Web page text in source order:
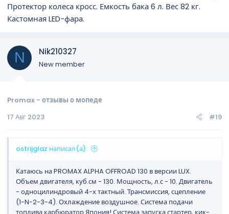
Протектор колеса кросс. Емкость бака 6 л. Вес 82 кг.
Кастомная LED-фара.
N Nik210327
New member
Promax - отзывы о мопеде
17 Авг 2023
#19
ostrijglaz написал(а):
Катаюсь на PROMAX ALPHA OFFROAD 130 в версии LUX.
Объем двигателя, куб.см - 130. Мощность, л.с - 10. Двигатель
- одноцилиндровый 4-х тактный. Трансмиссия, сцепление
(1-N-2-3-4). Охлаждение воздушное. Система подачи